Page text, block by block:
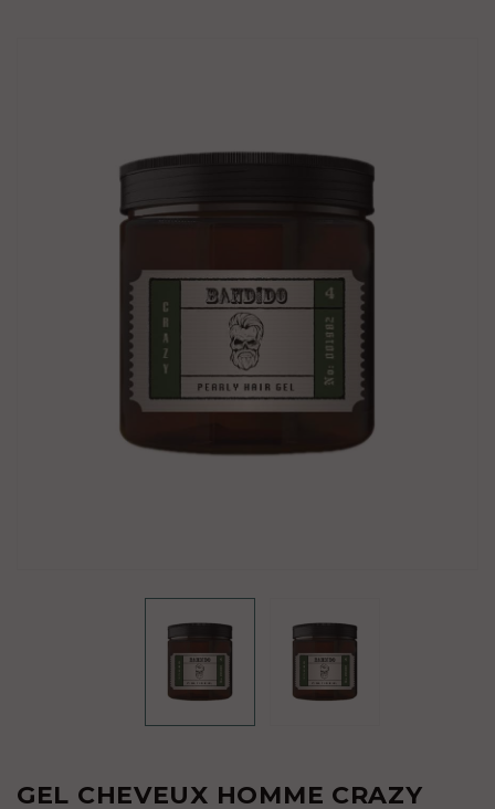
GEL CHEVEUX HOMME CRAZY